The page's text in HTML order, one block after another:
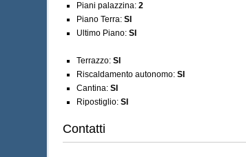
Piani palazzina: 2
Piano Terra: SI
Ultimo Piano: SI
Terrazzo: SI
Riscaldamento autonomo: SI
Cantina: SI
Ripostiglio: SI
Contatti